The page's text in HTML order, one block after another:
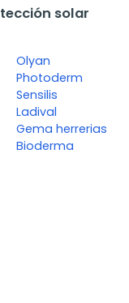
solar
Olyan
Photoderm
Sensilis
Ladival
Gema herrerias
Bioderma